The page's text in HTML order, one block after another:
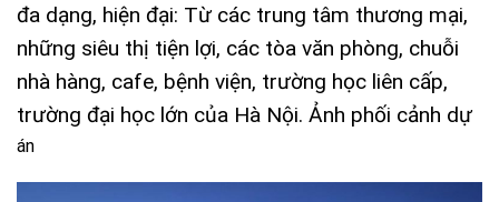
đa dạng, hiện đại: Từ các trung tâm thương mại,
những siêu thị tiện lợi, các tòa văn phòng, chuỗi
nhà hàng, cafe, bệnh viện, trường học liên cấp,
trường đại học lớn của Hà Nội. Ảnh phối cảnh dự
án